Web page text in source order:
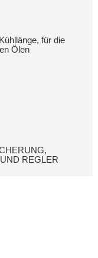
für die
Ölen
REGLER